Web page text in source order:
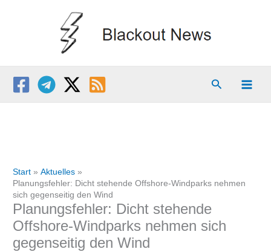
Suchen
Start
Aktuelles
Planungsfehler: Dicht stehende Offshore-Windparks nehmen
sich gegenseitig den Wind
Planungsfehler: Dicht stehende
Offshore-Windparks nehmen sich
gegenseitig den Wind